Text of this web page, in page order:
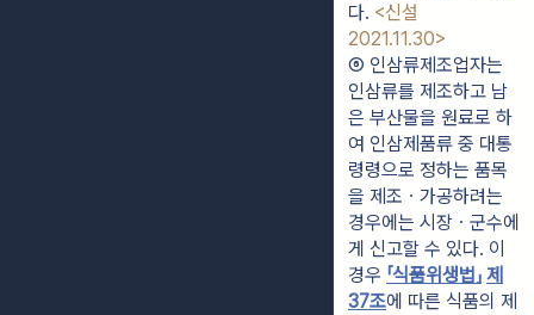
다. <신설
2021.11.30>
⑥ 인삼류제조업자는
인삼류를 제조하고 남
은 부산물을 원료로 하
여 인삼제품류 중 대통
령령으로 정하는 품목
을 제조ㆍ가공하려는
경우에는 시장ㆍ군수에
게 신고할 수 있다. 이
경우 「식품위생법」 제
37조에 따른 식품의 제